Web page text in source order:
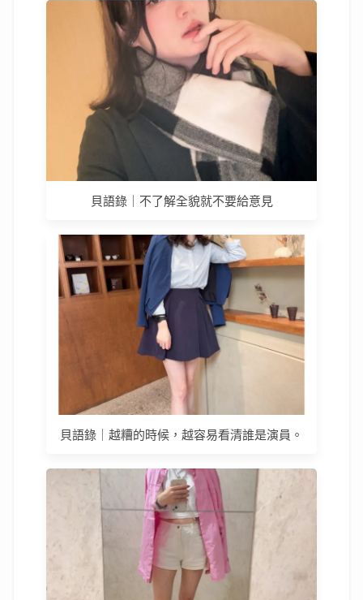
貝語錄｜不了解全貌就不要給意見
貝語錄｜越糟的時候，越容易看清誰是演員。